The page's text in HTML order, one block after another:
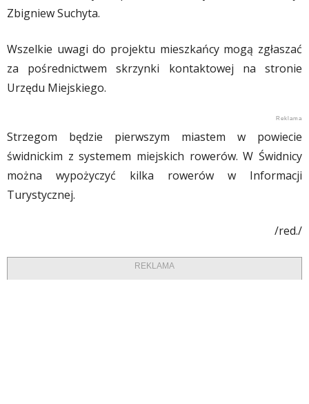
Zbigniew Suchyta.
Wszelkie uwagi do projektu mieszkańcy mogą zgłaszać
za pośrednictwem skrzynki kontaktowej na stronie
Urzędu Miejskiego.
Strzegom będzie pierwszym miastem w powiecie
świdnickim z systemem miejskich rowerów. W Świdnicy
można wypożyczyć kilka rowerów w Informacji
Turystycznej.
/red./
REKLAMA